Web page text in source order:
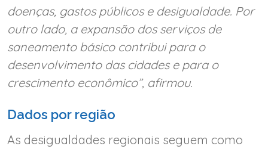
doenças, gastos públicos e desigualdade. Por
outro lado, a expansão dos serviços de
saneamento básico contribui para o
desenvolvimento das cidades e para o
crescimento econômico”, afirmou.
Dados por região
As desigualdades regionais seguem como